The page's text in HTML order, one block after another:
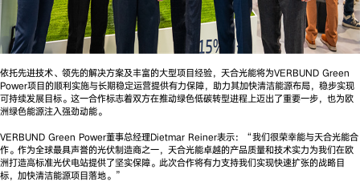
依托先进技术、领先的解决方案及丰富的大型项目经验，天合光能将为VERBUND Green
Power项目的顺利实施与长期稳定运营提供有力保障，助力其加快清洁能源布局，稳步实现
可持续发展目标。这一合作标志着双方在推动绿色低碳转型进程上迈出了重要一步，也为欧
洲绿色能源注入强劲动能。
VERBUND Green Power董事总经理Dietmar Reiner表示：“我们很荣幸能与天合光能合
作。作为全球最具声誉的光伏制造商之一，天合光能卓越的产品质量和技术实力为我们在欧
洲打造高标准光伏电站提供了坚实保障。此次合作将有力支持我们实现快速扩张的战略目
标，加快清洁能源项目落地。”